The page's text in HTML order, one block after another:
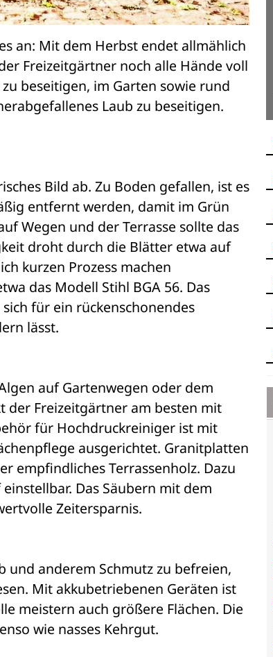
an: Mit dem Herbst endet allmählich
Freizeitgärtner noch alle Hände voll
beseitigen, im Garten sowie rund
Laub zu beseitigen.
Bild ab. Zu Boden gefallen, ist es
entfernt werden, damit im Grün
Wegen und der Terrasse sollte das
droht durch die Blätter etwa auf
kurzen Prozess machen
das Modell Stihl BGA 56. Das
für ein rückenschonendes
lässt.
auf Gartenwegen oder dem
der Freizeitgärtner am besten mit
für Hochdruckreiniger ist mit
ausgerichtet. Granitplatten
empfindliches Terrassenholz. Dazu
Das Säubern mit dem
Zeitersparnis.
und anderem Schmutz zu befreien,
Mit akkubetriebenen Geräten ist
meistern auch größere Flächen. Die
wie nasses Kehrgut.